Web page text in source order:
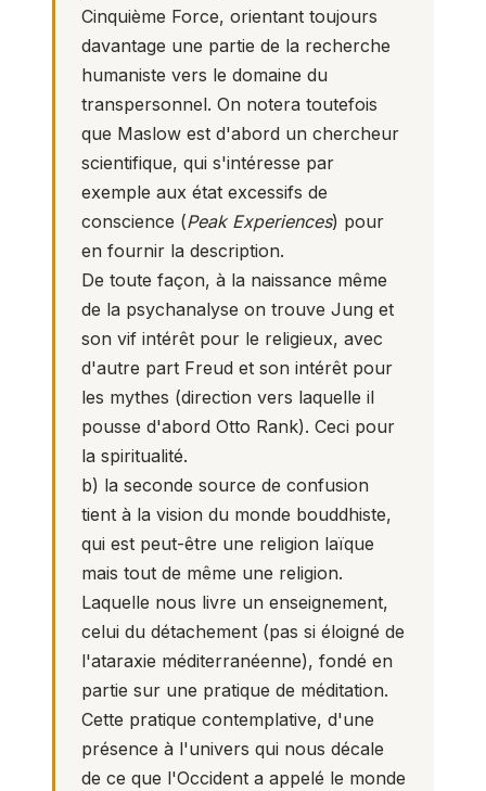
Cinquième Force, orientant toujours
davantage une partie de la recherche
humaniste vers le domaine du
transpersonnel. On notera toutefois
que Maslow est d'abord un chercheur
scientifique, qui s'intéresse par
exemple aux état excessifs de
conscience (Peak Experiences) pour
en fournir la description.
De toute façon, à la naissance même
de la psychanalyse on trouve Jung et
son vif intérêt pour le religieux, avec
d'autre part Freud et son intérêt pour
les mythes (direction vers laquelle il
pousse d'abord Otto Rank). Ceci pour
la spiritualité.
b) la seconde source de confusion
tient à la vision du monde bouddhiste,
qui est peut-être une religion laïque
mais tout de même une religion.
Laquelle nous livre un enseignement,
celui du détachement (pas si éloigné de
l'ataraxie méditerranéenne), fondé en
partie sur une pratique de méditation.
Cette pratique contemplative, d'une
présence à l'univers qui nous décale
de ce que l'Occident a appelé le monde